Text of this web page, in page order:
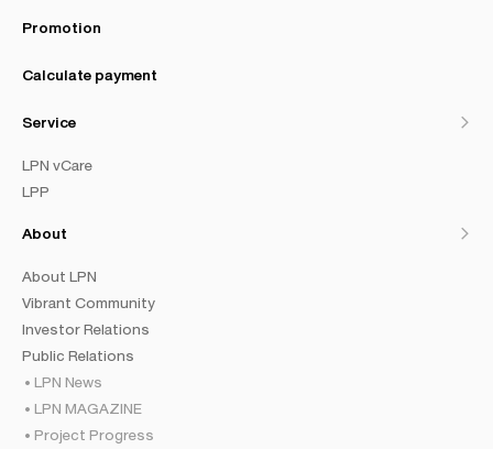
Promotion
Calculate payment
Service
LPN vCare
LPP
About
About LPN
Vibrant Community
Investor Relations
Public Relations
LPN News
LPN MAGAZINE
Project Progress